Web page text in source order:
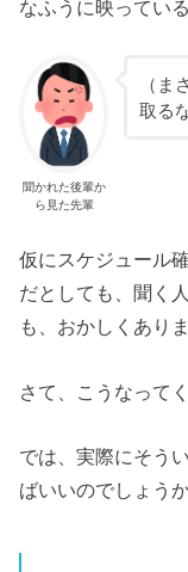
なふうに映ってい
聞かれた後輩か
ら見た先輩
（ま
取る
仮にスケジュール
だとしても、聞く
も、おかしくあり
さて、こうなって
では、実際にそう
ばいいのでしょうか